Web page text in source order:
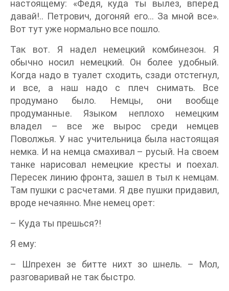
настоящему: «Федя, куда ты вылез, вперед
давай!.. Петрович, догоняй его… За мной все».
Вот тут уже нормально все пошло.
Так вот. Я надел немецкий комбинезон. Я
обычно носил немецкий. Он более удобный.
Когда надо в туалет сходить, сзади отстегнул,
и все, а наш надо с плеч снимать. Все
продумано было. Немцы, они вообще
продуманные. Языком неплохо немецким
владел – все же вырос среди немцев
Поволжья. У нас учительница была настоящая
немка. И на немца смахивал – русый. На своем
танке нарисовал немецкие кресты и поехал.
Пересек линию фронта, зашел в тыл к немцам.
Там пушки с расчетами. Я две пушки придавил,
вроде нечаянно. Мне немец орет:
– Куда ты прешься?!
Я ему:
– Шпрехен зе битте нихт зо шнель. – Мол,
разговаривай не так быстро.